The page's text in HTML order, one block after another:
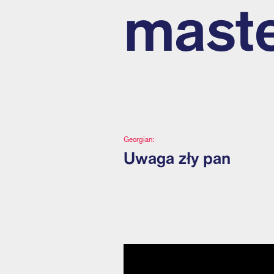
Georgian:
Uwaga zły pan